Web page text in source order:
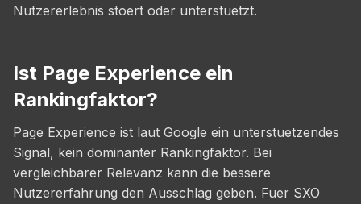
Nutzererlebnis stoert oder unterstuetzt.
Ist Page Experience ein
Rankingfaktor?
Page Experience ist laut Google ein unterstuetzendes
Signal, kein dominanter Rankingfaktor. Bei
vergleichbarer Relevanz kann die bessere
Nutzererfahrung den Ausschlag geben. Fuer SXO